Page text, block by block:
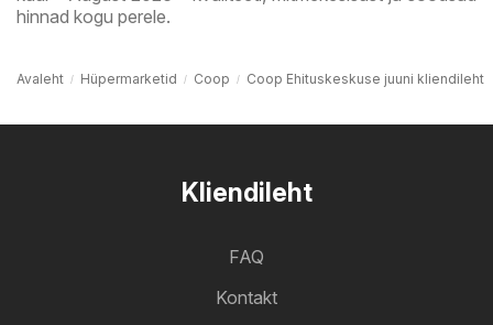
hinnad kogu perele.
Avaleht Hüpermarketid Coop Coop Ehituskeskuse juuni kliendileht
Kliendileht
FAQ
Kontakt